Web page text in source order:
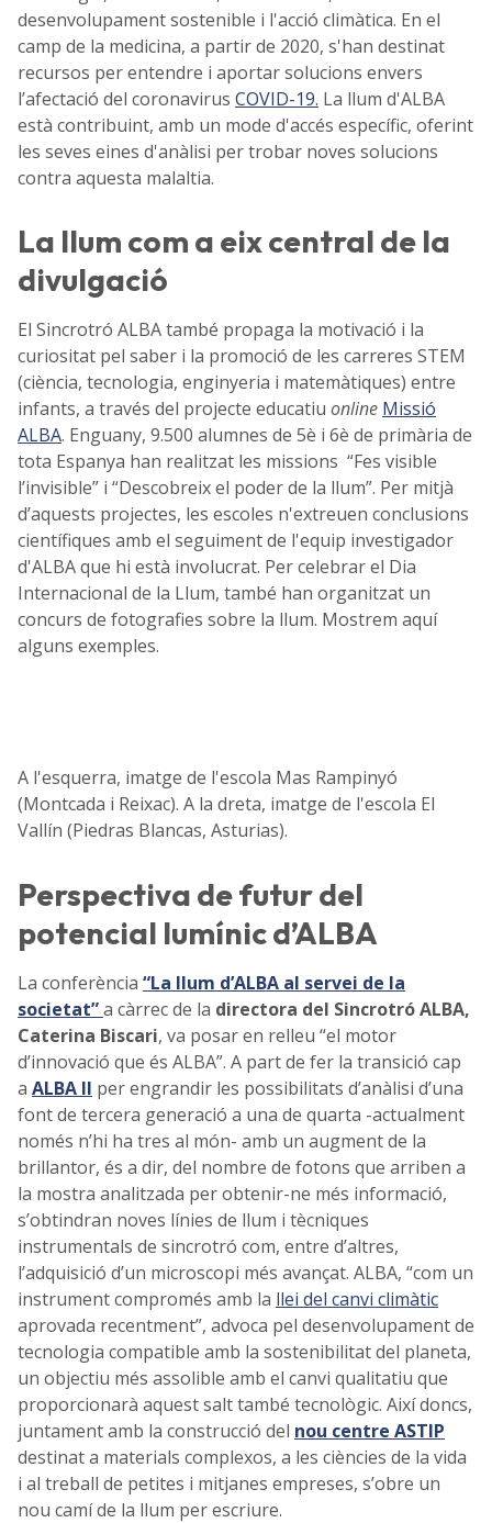
desenvolupament sostenible i l'acció climàtica. En el
camp de la medicina, a partir de 2020, s'han destinat
recursos per entendre i aportar solucions envers
l’afectació del coronavirus COVID-19. La llum d'ALBA
està contribuint, amb un mode d'accés específic, oferint
les seves eines d'anàlisi per trobar noves solucions
contra aquesta malaltia.
La llum com a eix central de la
divulgació
El Sincrotró ALBA també propaga la motivació i la
curiositat pel saber i la promoció de les carreres STEM
(ciència, tecnologia, enginyeria i matemàtiques) entre
infants, a través del projecte educatiu online Missió
ALBA. Enguany, 9.500 alumnes de 5è i 6è de primària de
tota Espanya han realitzat les missions “Fes visible
l’invisible” i “Descobreix el poder de la llum”. Per mitjà
d’aquests projectes, les escoles n'extreuen conclusions
científiques amb el seguiment de l'equip investigador
d'ALBA que hi està involucrat. Per celebrar el Dia
Internacional de la Llum, també han organitzat un
concurs de fotografies sobre la llum. Mostrem aquí
alguns exemples.
A l'esquerra, imatge de l'escola Mas Rampinyó
(Montcada i Reixac). A la dreta, imatge de l'escola El
Vallín (Piedras Blancas, Asturias).
Perspectiva de futur del
potencial lumínic d’ALBA
La conferència “La llum d’ALBA al servei de la
societat”a càrrec de la directora del Sincrotró ALBA,
Caterina Biscari, va posar en relleu “el motor
d’innovació que és ALBA”. A part de fer la transició cap
a ALBA II per engrandir les possibilitats d’anàlisi d’una
font de tercera generació a una de quarta -actualment
només n’hi ha tres al món- amb un augment de la
brillantor, és a dir, del nombre de fotons que arriben a
la mostra analitzada per obtenir-ne més informació,
s’obtindran noves línies de llum i tècniques
instrumentals de sincrotró com, entre d’altres,
l’adquisició d’un microscopi més avançat. ALBA, “com un
instrument compromés amb la llei del canvi climàtic
aprovada recentment”, advoca pel desenvolupament de
tecnologia compatible amb la sostenibilitat del planeta,
un objectiu més assolible amb el canvi qualitatiu que
proporcionarà aquest salt també tecnològic. Així doncs,
juntament amb la construcció del nou centre ASTIP
destinat a materials complexos, a les ciències de la vida
i al treball de petites i mitjanes empreses, s’obre un
nou camí de la llum per escriure.